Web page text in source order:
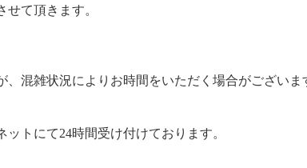
て頂きます。
混雑状況によりお時間をいただく場合がございま
トにて24時間受け付けております。